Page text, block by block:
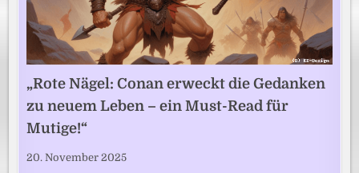
„Rote Nägel: Conan erweckt die Gedanken
zu neuem Leben – ein Must-Read für
Mutige!“
20. November 2025